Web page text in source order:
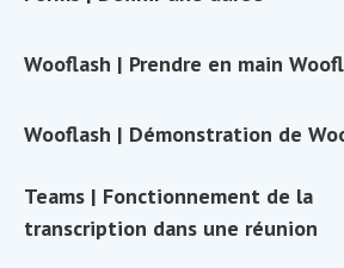
Wooflash | Prendre en main
Wooflash | Démonstration de
Teams | Fonctionnement de la
transcription dans une réunion